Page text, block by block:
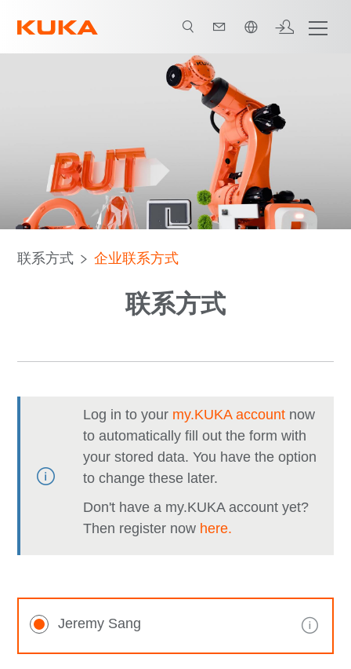
中文 / Chinese
联系方式 企业联系方式
联系方式
Log in to your my.KUKA account now
to automatically fill out the form with
your stored data. You have the option
to change these later.
Don't have a my.KUKA account yet?
Then register now here.
Jeremy Sang